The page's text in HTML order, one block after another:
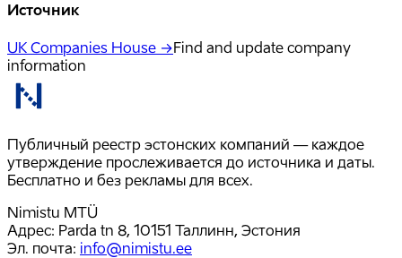
Источник
UK Companies House →Find and update company
information
Публичный реестр эстонских компаний — каждое
утверждение прослеживается до источника и даты.
Бесплатно и без рекламы для всех.
Nimistu MTÜ
Адрес: Parda tn 8, 10151 Таллинн, Эстония
Эл. почта: info@nimistu.ee